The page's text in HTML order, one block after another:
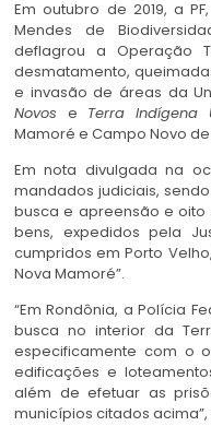
Em outubro de 2019, a
Mendes de
deflagrou a Operação
desmatamento,
e invasão de áreas da
Novos e Terra Indígena
Mamoré e Campo Novo
Em nota divulgada na
mandados judiciais,
busca e apreensão e
bens, expedidos pela
cumpridos em Porto
Nova Mamoré”.
“Em Rondônia, a Polícia
busca no interior da
especificamente com o
edificações e
além de efetuar as
municípios citados acima”,